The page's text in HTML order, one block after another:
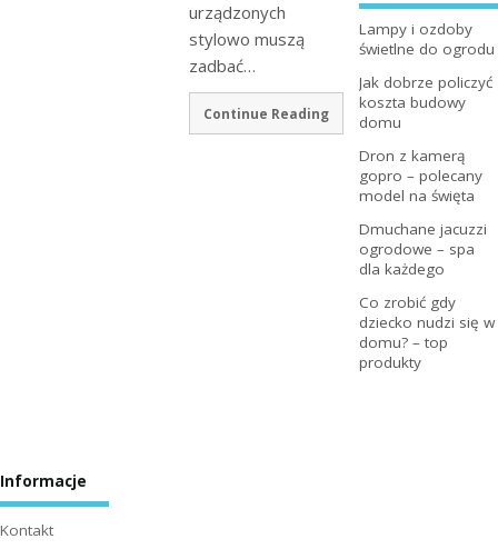
urządzonych
stylowo muszą
zadbać…
Continue Reading
Lampy i ozdoby
świetlne do ogrodu
Jak dobrze policzyć
koszta budowy
domu
Dron z kamerą
gopro – polecany
model na święta
Dmuchane jacuzzi
ogrodowe – spa
dla każdego
Co zrobić gdy
dziecko nudzi się w
domu? – top
produkty
Informacje
Kontakt